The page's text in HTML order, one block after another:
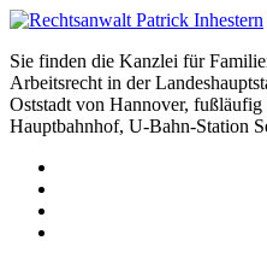
Sie finden die Kanzlei für
Arbeitsrecht in der
Oststadt von Hannover,
Hauptbahnhof, U-Bahn-Station